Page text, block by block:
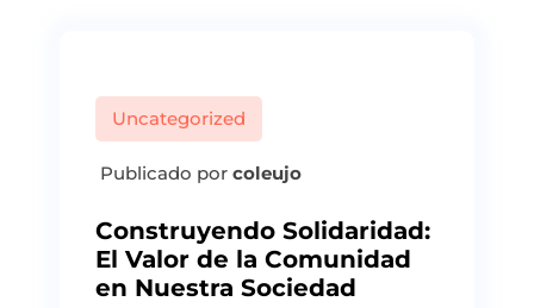
Uncategorized
Publicado por coleujo
Construyendo Solidaridad:
El Valor de la Comunidad
en Nuestra Sociedad